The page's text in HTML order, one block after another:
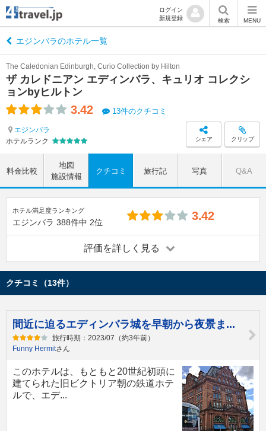
ログイン
新規登録
検索 MENU
エジンバラのホテル一覧
ザ カレドニアン エディンバラ、キュリオ コレクシ
ョンbyヒルトン
The Caledonian Edinburgh, Curio Collection by Hilton
3.42 13件のクチコミ
エジンバラ
ホテルランク
シェア クリップ
料金比較
地図
施設情報
クチコミ 旅行記 写真 Q&A
ホテル満足度ランキング
エジンバラ 388件中 2位 3.42
評価を詳しく見る
クチコミ（13件）
間近に迫るエディンバラ城を早朝から夜景ま...
旅行時期：2023/07（約3年前）
Funny Hermitさん
このホテルは、もともと20世紀初頭に
建てられた旧ビクトリア朝の鉄道ホテ
ルで、エデ...